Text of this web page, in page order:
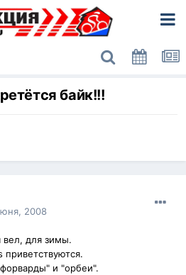
байк!!!
2008
вел, для зимы.
приветствуются.
и "орбеи".